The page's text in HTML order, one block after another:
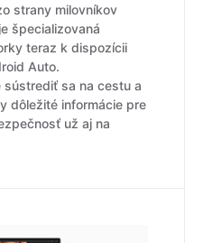
strany milovníkov
špecializovaná
teraz k dispozícii
Auto.
sa na cestu a
dôležité informácie pre
už aj na